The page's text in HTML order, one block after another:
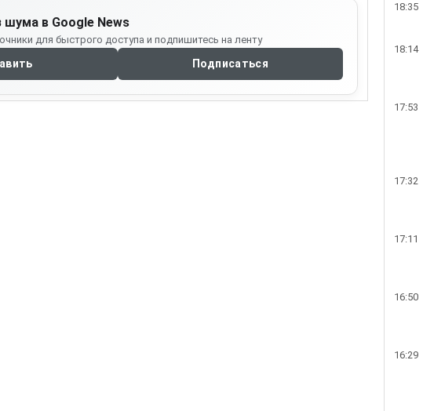
шума в Google News
для быстрого доступа и подпишитесь на ленту
Подписаться
18:35
18:14
17:53
17:32
17:11
16:50
16:29